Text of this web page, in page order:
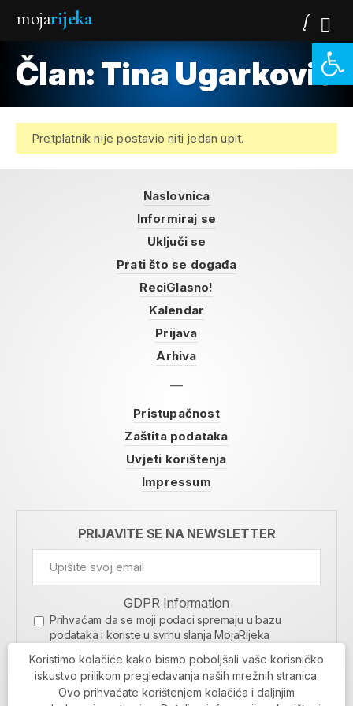
mojarijeka
Član: Tina Ugarković
Pretplatnik nije postavio niti jedan upit.
Naslovnica
Informiraj se
Uključi se
Prati što se događa
ReciGlasno!
Kalendar
Prijava
Arhiva
Pristupačnost
Zaštita podataka
Uvjeti korištenja
Impressum
PRIJAVITE SE NA NEWSLETTER
GDPR Information
Prihvaćam da se moji podaci spremaju u bazu
podataka i koriste u svrhu slanja MojaRijeka
MOJARIJEKA NEWSLETTER
PRIJAVI SE
Koristimo kolačiće kako bismo poboljšali vaše korisničko
iskustvo prilikom pregledavanja naših mrežnih stranica.
Ovo prihvaćate korištenjem kolačića i daljnjim